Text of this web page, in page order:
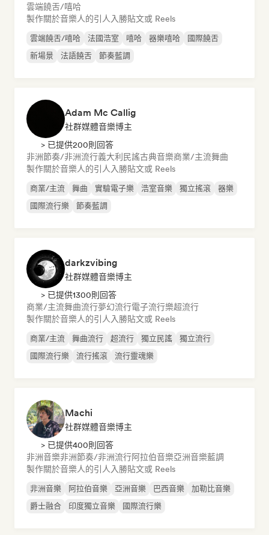
雲端饒舌/嘻哈
製作關於音樂人的引人入勝貼文或 Reels
雲端饒舌/嘻哈 法國浩室 嘻哈 器樂嘻哈
國際饒舌
新場景
法語饒舌 節奏藍調
Adam Mc Callig
社群媒體音樂博主
> 已提供200則回答
非洲節奏/非洲流行義大利民謠古典音樂商業/主流舞曲
製作關於音樂人的引人入勝貼文或 Reels
商業/主流 舞曲 實驗電子樂 浩室音樂 獨立搖滾
器樂
國際流行樂
節奏藍調
darkzvibing
社群媒體音樂博主
> 已提供1300則回答
商業/主流舞曲流行夢幻流行電子流行樂超流行
製作關於音樂人的引人入勝貼文或 Reels
商業/主流 舞曲流行 超流行 獨立民謠
獨立流行
國際流行樂
流行搖滾 流行靈魂樂
Machi
社群媒體音樂博主
> 已提供400則回答
非洲音樂非洲節奏/非洲流行阿拉伯音樂亞洲音樂藍調
製作關於音樂人的引人入勝貼文或 Reels
非洲音樂 阿拉伯音樂 亞洲音樂 巴西音樂
加勒比音樂
爵士融合
印度獨立音樂 國際流行樂